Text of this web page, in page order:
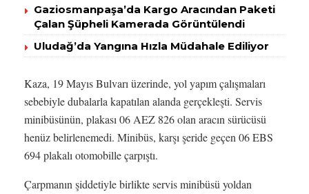
Gaziosmanpaşa’da Kargo Aracından Paketi
Çalan Şüpheli Kamerada Görüntülendi
Uludağ’da Yangına Hızla Müdahale Ediliyor
Kaza, 19 Mayıs Bulvarı üzerinde, yol yapım çalışmaları
sebebiyle dubalarla kapatılan alanda gerçekleşti. Servis
minibüsünün, plakası 06 AEZ 826 olan aracın sürücüsü
henüz belirlenemedi. Minibüs, karşı şeride geçen 06 EBS
694 plakalı otomobille çarpıştı.
Çarpmanın şiddetiyle birlikte servis minibüsü yoldan